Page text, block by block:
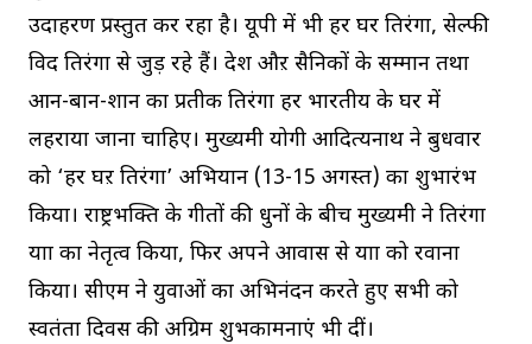
उदाहरण प्रस्तुत कर रहा है। यूपी में भी हर घर तिरंगा, सेल्फी
विद तिरंगा से जुड़ रहे हैं। देश औऱ सैनिकों के सम्मान तथा
आन-बान-शान का प्रतीक तिरंगा हर भारतीय के घर में
लहराया जाना चाहिए। मुख्यमंत्री योगी आदित्यनाथ ने बुधवार
को ‘हर घऱ तिरंगा’ अभियान (13-15 अगस्त) का शुभारंभ
किया। राष्ट्रभक्ति के गीतों की धुनों के बीच मुख्यमंत्री ने तिरंगा
यात्रा का नेतृत्व किया, फिर अपने आवास से यात्रा को रवाना
किया। सीएम ने युवाओं का अभिनंदन करते हुए सभी को
स्वतंत्रता दिवस की अग्रिम शुभकामनाएं भी दीं।